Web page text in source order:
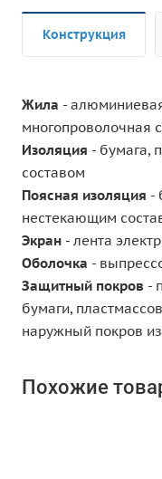
Конструкция
Жила -
многопроволочная
Изоляция - бумага,
составом
Поясная изоляция -
нестекающим
Экран - лента
Оболочка -
Защитный покров -
бумаги,
наружный покров
Похожие